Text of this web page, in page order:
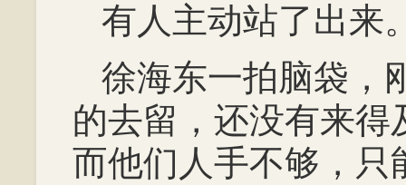
有人主动站了出来
徐海东一拍脑袋，
的去留，还没有来
而他们人手不够，只